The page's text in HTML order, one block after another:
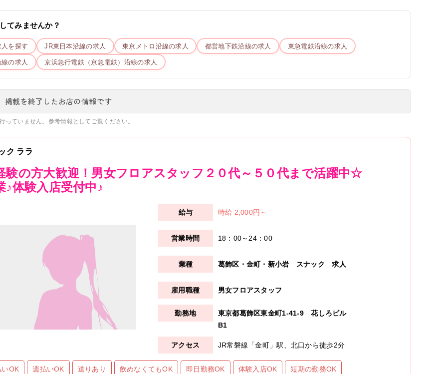
てみませんか？
を探す JR東日本沿線の求人 東京メトロ 沿線の求人 都営地下鉄沿線の求人 東急電鉄沿線の求人
線の求人 京浜急行電鉄（京急電鉄） 沿線の求人
掲載を終了したお店の情報です
っていません。参考情報としてご覧ください。
ク ララ
験の方大歓迎！男女フロアスタッフ２０代～５０代まで活躍中☆
♪体験入店受付中♪
時給 2,000円～
18：00～24：00
葛飾区・金町・新小岩 スナック 求人
男女フロアスタッフ
東京都葛飾区東金町1-41-9 花しろビル
B1
JR常磐線「金町」駅、北口から徒歩2分
いOK 週払いOK 送りあり 飲めなくてもOK 即日勤務OK 体験入店OK 短期の勤務OK